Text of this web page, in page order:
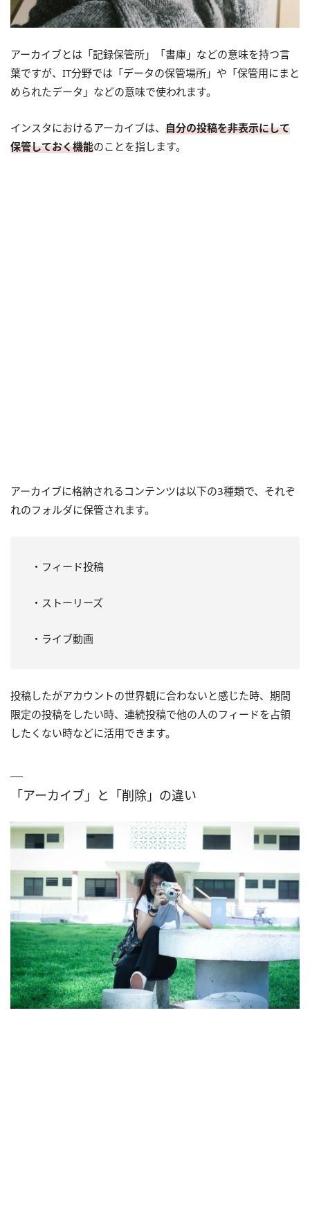
アーカイブとは「記録保管所」「書庫」などの意味を持つ言
葉ですが、IT分野では「データの保管場所」や「保管用にまと
められたデータ」などの意味で使われます。
インスタにおけるアーカイブは、 自分の投稿を非表示にして
保管しておく機能のことを指します。
アーカイブに格納されるコンテンツは以下の3種類で、それぞ
れのフォルダに保管されます。
・フィード投稿
・ストーリーズ
・ライブ動画
投稿したがアカウントの世界観に合わないと感じた時、期間
限定の投稿をしたい時、連続投稿で他の人のフィードを占領
したくない時などに活用できます。
「アーカイブ」と「削除」の違い